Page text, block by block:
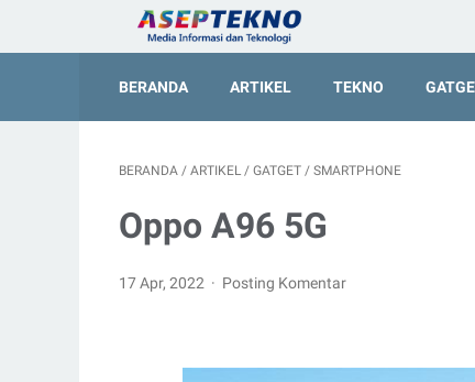
BERANDA ARTIKEL TEKNO
BERANDA / ARTIKEL / GATGET / SMARTPHONE
Oppo A96 5G
17 Apr, 2022 Posting Komentar